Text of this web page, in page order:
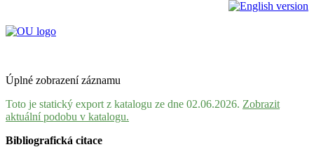
Úplné zobrazení záznamu
Toto je statický export z katalogu ze dne 02.06.2026. Zobrazit
aktuální podobu v katalogu.
Bibliografická citace